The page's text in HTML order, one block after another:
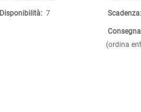
Disponibilità: 7 Scadenza:
(ordina